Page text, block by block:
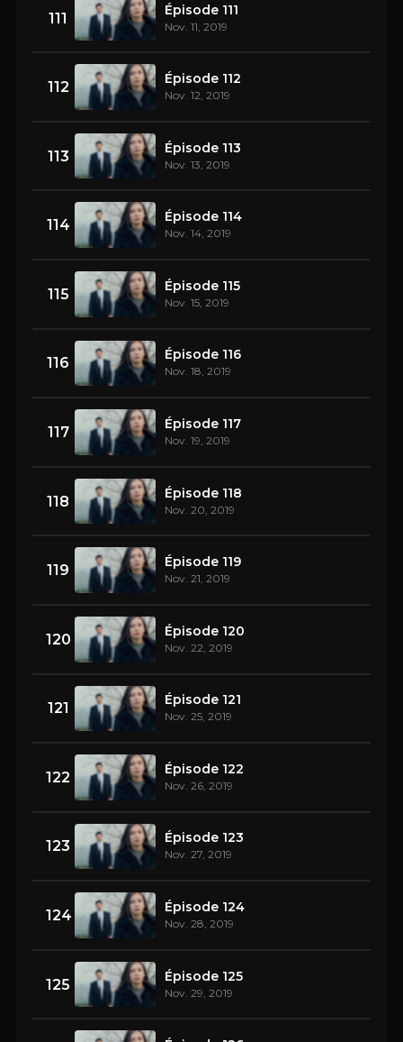
111 Épisode 111
Nov. 11, 2019
112 Épisode 112
Nov. 12, 2019
113 Épisode 113
Nov. 13, 2019
114 Épisode 114
Nov. 14, 2019
115 Épisode 115
Nov. 15, 2019
116 Épisode 116
Nov. 18, 2019
117 Épisode 117
Nov. 19, 2019
118 Épisode 118
Nov. 20, 2019
119 Épisode 119
Nov. 21, 2019
120 Épisode 120
Nov. 22, 2019
121 Épisode 121
Nov. 25, 2019
122 Épisode 122
Nov. 26, 2019
123 Épisode 123
Nov. 27, 2019
124 Épisode 124
Nov. 28, 2019
125 Épisode 125
Nov. 29, 2019